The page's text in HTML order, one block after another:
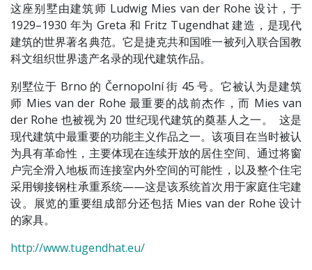
这座别墅由建筑师 Ludwig Mies van der Rohe 设计，于
1929–1930 年为 Greta 和 Fritz Tugendhat 建造，是现代
建筑的世界著名典范。它是捷克共和国唯一被列入联合国教
科文组织世界遗产名录的现代建筑作品。
别墅位于 Brno 的 Černopolní 街 45 号。它被认为是建筑
师 Mies van der Rohe 最重要的战前杰作，而 Mies van
der Rohe 也被视为 20 世纪现代建筑的奠基人之一。 这是
现代建筑中最重要的功能主义作品之一。该项目在当时被认
为具有革命性，主要体现在连续开放的居住空间、通过将窗
户完全滑入地板而连接室内外空间的可能性，以及整个住宅
采用铆接钢柱承重系统——这是该系统首次用于家庭住宅建
设。展览的重要组成部分还包括 Mies van der Rohe 设计
的家具。
http://www.tugendhat.eu/